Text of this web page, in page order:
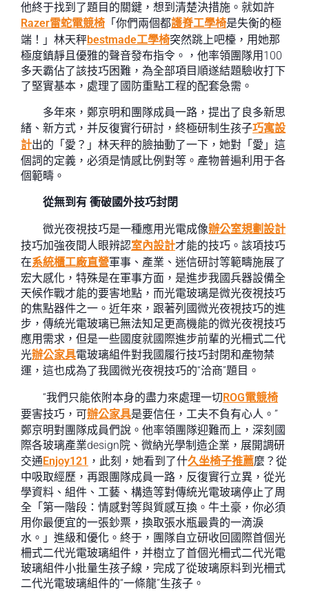
他終于找到了題目的關鍵，想到清楚決措施。就如許
Razer雷蛇電競椅 「你們兩個都護脊工學椅是失衡的極
端！」林天秤bestmade工學椅突然跳上吧檯，用她那
極度鎮靜且優雅的聲音發布指令。，他率領團隊用100
多天霸佔了該技巧困難，為全部項目順遂結題驗收打下
了堅實基本，處理了國防重點工程的配套急需。
多年來，鄭京明和團隊成員一路，提出了良多新思
緒、新方式，并反復實行研討，終極研制生孩子巧寓設
計出的「愛？」林天秤的臉抽動了一下，她對「愛」這
個詞的定義，必須是情感比例對等。產物普遍利用于各
個範疇。
從無到有 衝破國外技巧封閉
微光夜視技巧是一種應用光電成像辦公室規劃設計
技巧加強夜間人眼辨認室內設計才能的技巧。該項技巧
在系統櫃工廠直營軍事、產業、迷信研討等範疇施展了
宏大感化，特殊是在軍事方面，是進步我國兵器設備全
天候作戰才能的要害地點，而光電玻璃是微光夜視技巧
的焦點器件之一。近年來，跟著列國微光夜視技巧的進
步，傳統光電玻璃已無法知足更高機能的微光夜視技巧
應用需求，但是一些國度就國際進步前輩的光柵式二代
光辦公家具電玻璃組件對我國履行技巧封閉和產物禁
運，這也成為了我國微光夜視技巧的“洽商”題目。
“我們只能依附本身的盡力來處理一切ROG電競椅
要害技巧，可辦公家具是要信任，工夫不負有心人。”
鄭京明對團隊成員們說。他率領團隊迎難而上，深刻國
際各玻璃產業design院、微納光學制造企業，展開調研
交通Enjoy121 ，此刻，她看到了什久坐椅子推薦麼？從
中吸取經歷，再跟團隊成員一路，反復實行立異，從光
學資料、組件、工藝、構造等對傳統光電玻璃停止了周
全「第一階段：情感對等與質感互換。牛土豪，你必須
用你最便宜的一張鈔票，換取張水瓶最貴的一滴淚
水。」進級和優化。終于，團隊自立研收回國際首個光
柵式二代光電玻璃組件，并樹立了首個光柵式二代光電
玻璃組件小批量生孩子線，完成了從玻璃原料到光柵式
二代光電玻璃組件的“一條龍”生孩子。